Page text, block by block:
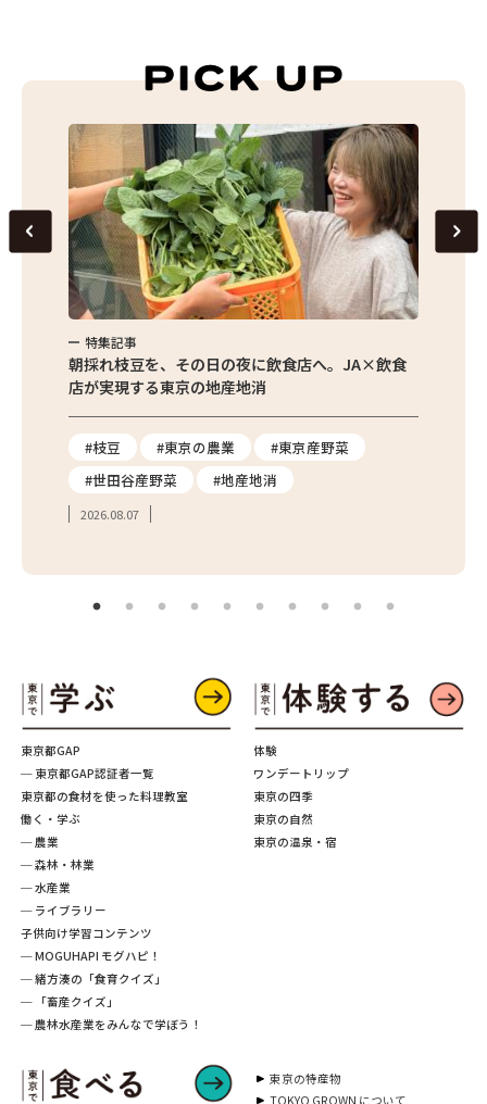
特集記事
朝採れ枝豆を、その日の夜に飲食店へ。JA×飲食
店が実現する東京の地産地消
#枝豆 #東京の農業
#東京産野菜
#世田谷産野菜
#地産地消
2026.08.07
東京都GAP
─ 東京都GAP認証者一覧
東京都の食材を使った料理教室
働く・学ぶ
─ 農業
─ 森林・林業
─ 水産業
─ ライブラリー
子供向け学習コンテンツ
─ MOGUHAPI モグハピ！
─ 緒方湊の「食育クイズ」
─ 「畜産クイズ」
─ 農林水産業をみんなで学ぼう！
体験
ワンデートリップ
東京の四季
東京の自然
東京の温泉・宿
東京の特産物
TOKYO GROWN について